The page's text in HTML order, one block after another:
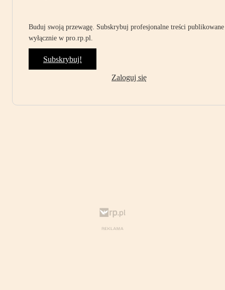
Buduj swoją przewagę. Subskrybuj profesjonalne treści publikowane
wyłącznie w pro.rp.pl.
Subskrybuj!
Zaloguj się